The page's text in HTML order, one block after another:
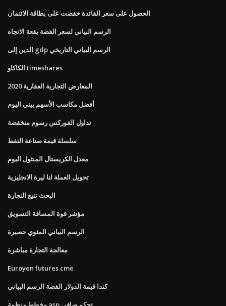
الحصول على سعر الفائدة خفضت على بطاقة الائتمان
الرسم البياني لسعر الفضة بقعة الاتجاه
الدين إلى gdp الرسم البياني التاريخي
الكاكاو timeshares
المعارض التجارية العقارية 2020
أفضل مكاسب الأسهم بيني اليوم
تداول الفوركس رسوم منخفضة
سلسلة قيمة صناعة النفط
معدل الكريستال المنثول اليوم
تحويل العملة لنا ليرة الانجليزية
البحث تتبع التجارة
مؤشر قوة المسافة التسويق
الرسم البياني المئوي حصيرة
معالجة التجارة مباشرة
Euroyen futures cme
كندا قيمة الدولار الفضة الرسم البياني